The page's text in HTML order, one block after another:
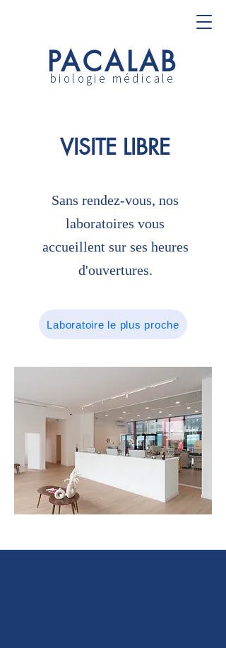
PACALAB
biologie médicale
VISITE LIBRE
Sans rendez-vous, nos
laboratoires vous
accueillent sur ses heures
d'ouvertures​.
Laboratoire le plus proche